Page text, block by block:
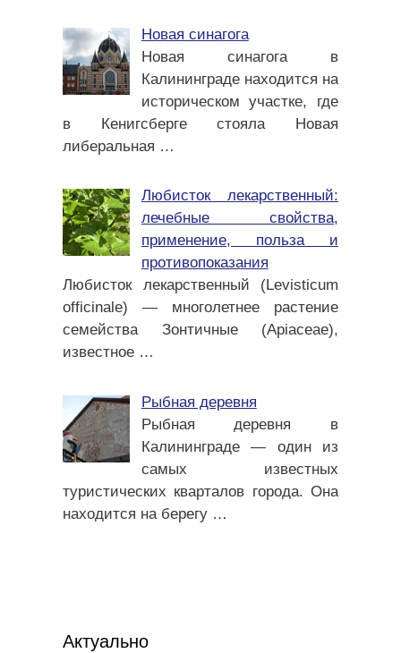
Новая синагога
Новая синагога в
Калининграде находится на
историческом участке, где
в Кенигсберге стояла Новая
либеральная …
Любисток лекарственный:
лечебные свойства,
применение, польза и
противопоказания
Любисток лекарственный (Levisticum
officinale) — многолетнее растение
семейства Зонтичные (Apiaceae),
известное …
Рыбная деревня
Рыбная деревня в
Калининграде — один из
самых известных
туристических кварталов города. Она
находится на берегу …
Актуально